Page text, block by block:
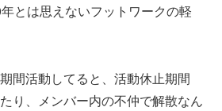
とは思えないフットワークの軽
間活動してると、活動休止期間
り、メンバー内の不仲で解散なん